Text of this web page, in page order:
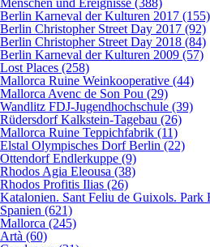
Menschen und Ereignisse (388)
Berlin Karneval der Kulturen 2017 (155)
Berlin Christopher Street Day 2017 (92)
Berlin Christopher Street Day 2018 (84)
Berlin Karneval der Kulturen 2009 (57)
Lost Places (258)
Mallorca Ruine Weinkooperative (44)
Mallorca Avenc de Son Pou (29)
Wandlitz FDJ-Jugendhochschule (39)
Rüdersdorf Kalkstein-Tagebau (26)
Mallorca Ruine Teppichfabrik (11)
Elstal Olympisches Dorf Berlin (22)
Ottendorf Endlerkuppe (9)
Rhodos Agia Eleousa (38)
Rhodos Profitis Ilias (26)
Katalonien. Sant Feliu de Guixols. Park
Spanien (621)
Mallorca (245)
Artà (60)